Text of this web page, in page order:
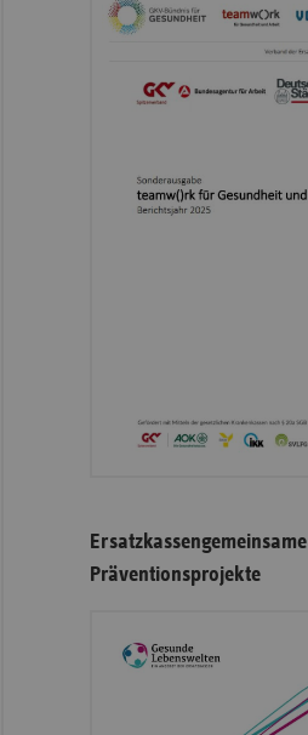
Ersatzkassengemeinsame
Präventionsprojekte